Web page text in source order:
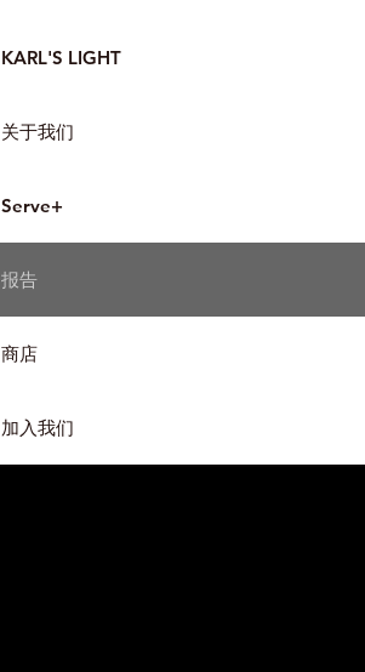
KARL'S LIGHT
关于我们
Serve+
报告
商店
加入我们